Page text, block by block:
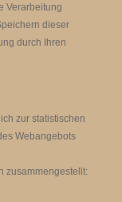
Verarbeitung
dieser
durch Ihren
zur statistischen
Webangebots
zusammengestellt: